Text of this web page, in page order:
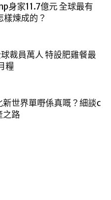
身家11.7億元 全球最有
樣煉成的？
裁員萬人 特設肥雞餐最
糧
新世界單嘢係真嘅？細談c
之路